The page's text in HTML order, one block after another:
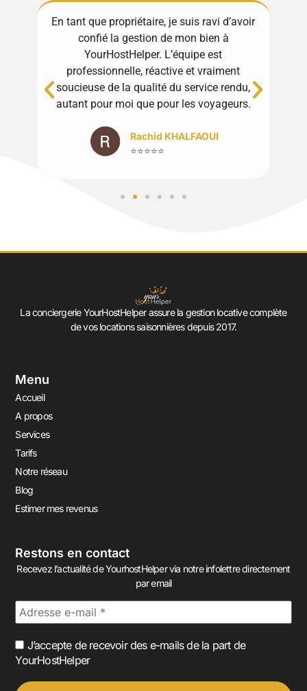
suis ravi d’avoir
et vraiment
du service rendu,
les voyageurs.
Excellente expérience avec
! Toujours disponibles et très
gèrent tout avec soin et
Ma propriété est entre de bonnes
Merci à toute l'équipe !
La conciergerie YourHostHelper assure la gestion locative complète
de vos locations saisonnières depuis 2017.
Menu
Accueil
A propos
Services
Tarifs
Notre réseau
Blog
Estimer mes revenus
Restons en contact
Recevez l’actualité de YourhostHelper via notre infolettre directement
par email
J’accepte de recevoir des e-mails de la part de
YourHostHelper